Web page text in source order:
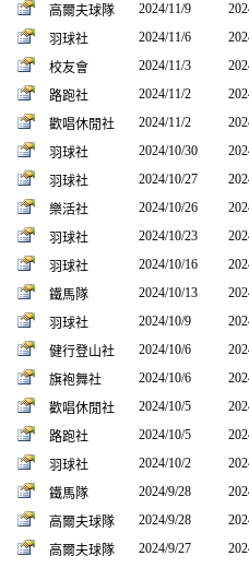
高爾夫球隊 2024/11/9
羽球社
2024/11/6
校友會
2024/11/3
路跑社
2024/11/2
歡唱休閒社
2024/11/2
羽球社
2024/10/30
羽球社
2024/10/27
樂活社
2024/10/26
羽球社
2024/10/23
羽球社
2024/10/16
鐵馬隊
2024/10/13
羽球社
2024/10/9
健行登山社
2024/10/6
旗袍舞社
2024/10/6
歡唱休閒社
2024/10/5
路跑社
2024/10/5
羽球社
2024/10/2
鐵馬隊
2024/9/28
高爾夫球隊
2024/9/28
高爾夫球隊
2024/9/27